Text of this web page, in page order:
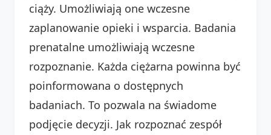
ciąży. Umożliwiają one wczesne
zaplanowanie opieki i wsparcia. Badania
prenatalne umożliwiają wczesne
rozpoznanie. Każda ciężarna powinna być
poinformowana o dostępnych
badaniach. To pozwala na świadome
podjęcie decyzji. Jak rozpoznać zespół